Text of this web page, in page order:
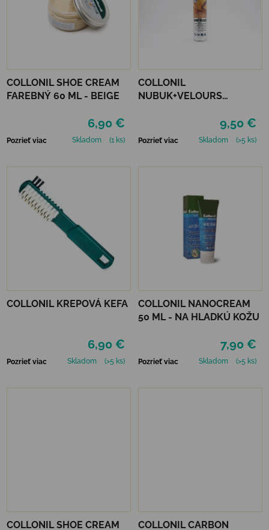
COLLONIL SHOE CREAM
FAREBNÝ 60 ML - BEIGE
6,90 €
Pozrieť viac Skladom (1 ks)
COLLONIL
NUBUK+VELOURS
9,50 €
Pozrieť viac Skladom (>5 ks)
COLLONIL KREPOVÁ KEFA
6,90 €
Pozrieť viac Skladom (>5 ks)
COLLONIL NANOCREAM
50 ML - NA HLADKÚ KOŽU
7,90 €
Pozrieť viac Skladom (>5 ks)
COLLONIL SHOE CREAM
COLLONIL CARBON